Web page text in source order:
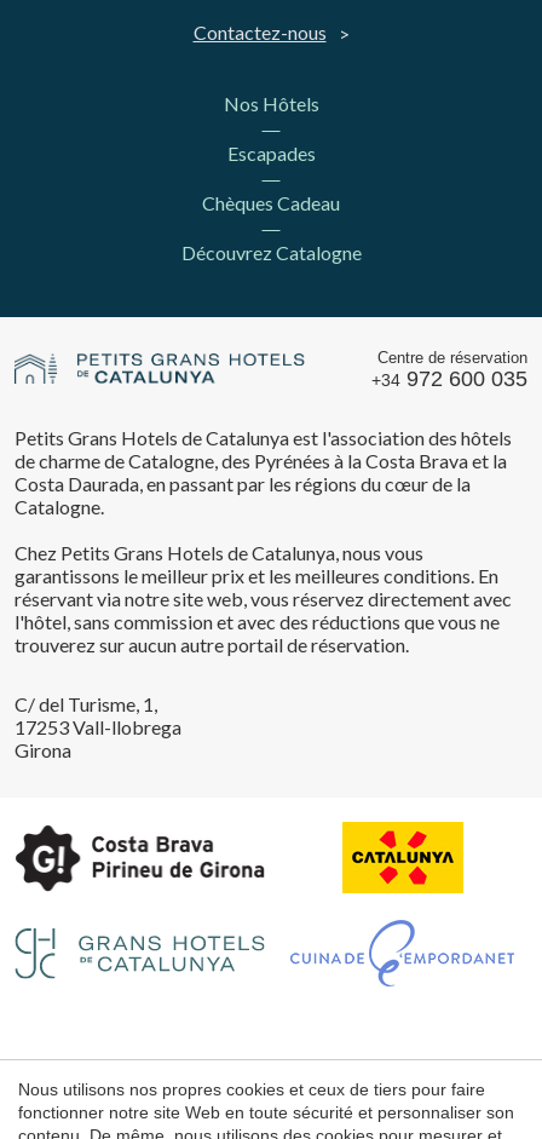
Contactez-nous
Nos Hôtels
Escapades
Chèques Cadeau
Découvrez Catalogne
Centre de réservation
+34 972 600 035
Petits Grans Hotels de Catalunya est l'association des hôtels
de charme de Catalogne, des Pyrénées à la Costa Brava et la
Costa Daurada, en passant par les régions du cœur de la
Catalogne.
Chez Petits Grans Hotels de Catalunya, nous vous
garantissons le meilleur prix et les meilleures conditions. En
réservant via notre site web, vous réservez directement avec
l'hôtel, sans commission et avec des réductions que vous ne
trouverez sur aucun autre portail de réservation.
C/ del Turisme, 1,
17253 Vall-llobrega
Girona
Mentions légales
Nous utilisons nos propres cookies et ceux de tiers pour faire
fonctionner notre site Web en toute sécurité et personnaliser son
contenu. De même, nous utilisons des cookies pour mesurer et
Tout accepter